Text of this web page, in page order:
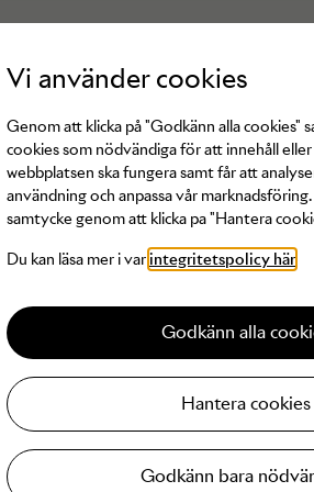
produkter avSibin
Vi använder cookies
Genom att klicka på "Godkänn alla cookies"
cookies som nödvändiga för att innehåll
webbplatsen ska fungera samt får att
användning och anpassa vår
samtycke genom att klicka pa "Hantera
Du kan läsa mer i var integritetspolicy här
Godkänn alla
Hantera cookies
Godkänn bara